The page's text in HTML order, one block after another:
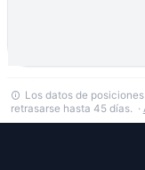
Los datos de
retrasarse hasta 45 días. ·